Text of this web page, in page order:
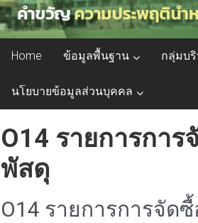
Home ข้อมูลพื้นฐาน กลุ่มบ
นโยบายข้อมูลส่วนบุคคล
O14 รายการกา
พัสดุ
O14 รายการการจัด